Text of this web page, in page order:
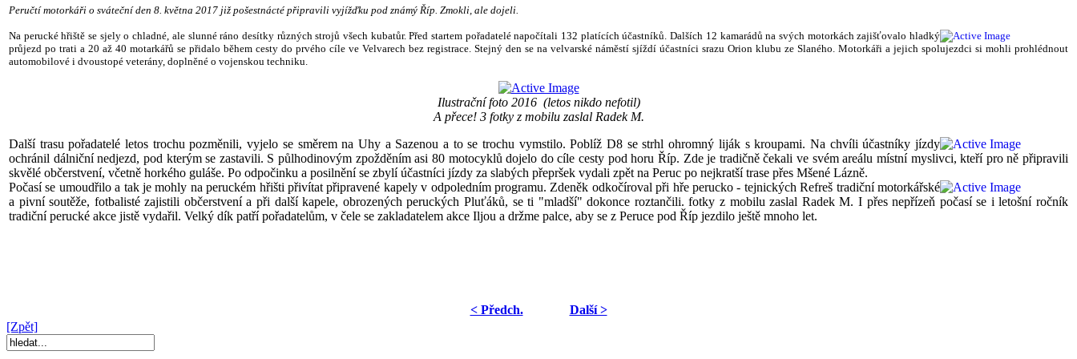
Peručtí motorkáři o sváteční den 8. května 2017 již pošestnácté připravili vyjížďku pod známý Říp. Zmokli, ale dojeli.
Na perucké hřiště se sjely o chladné, ale slunné ráno desítky různých strojů všech kubatůr. Před startem pořadatelé napočítali 132 platících účastníků. Dalších 12 kamarádů na svých motorkách zajišťovalo hladký
průjezd po trati a 20 až 40 motarkářů se přidalo během cesty do prvého cíle ve Velvarech bez registrace. Stejný den se na velvarské náměstí sjíždí účastníci srazu Orion klubu ze Slaného. Motorkáři a jejich spolujezdci si mohli prohlédnout
automobilové i dvoustopé veterány, doplněné o vojenskou techniku.
Ilustrační foto 2016 (letos nikdo nefotil)
A přece! 3 fotky z mobilu zaslal Radek M.
Další trasu pořadatelé letos trochu pozměnili, vyjelo se směrem na Uhy a Sazenou a to se trochu vymstilo. Poblíž D8 se strhl ohromný liják s kroupami. Na chvíli účastníky jízdy
ochránil dálniční nedjezd, pod kterým se zastavili. S půlhodinovým zpožděním asi 80 motocyklů dojelo do cíle cesty pod horu Říp. Zde je tradičně čekali ve svém areálu místní myslivci, kteří pro ně připravili
skvělé občerstvení, včetně horkého guláše. Po odpočinku a posilnění se zbylí účastníci jízdy za slabých přepršek vydali zpět na Peruc po nejkratší trase přes Mšené Lázně.
Počasí se umoudřilo a tak je mohly na peruckém hřišti přivítat připravené kapely v odpoledním programu. Zdeněk odkočíroval při hře perucko - tejnických Refreš tradiční motorkářské
a pivní soutěže, fotbalisté zajistili občerstvení a při další kapele, obrozených peruckých Pluťáků, se ti "mladší" dokonce roztančili. fotky z mobilu zaslal Radek M. I přes nepřízeň počasí se i letošní ročník
tradiční perucké akce jistě vydařil. Velký dík patří pořadatelům, v čele se zakladatelem akce Iljou a držme palce, aby se z Peruce pod Říp jezdilo ještě mnoho let.
< Předch.
Další >
[Zpět]